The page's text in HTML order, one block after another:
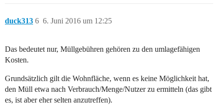
duck313 6. Juni 2016 um 12:25
6
Das bedeutet nur, Müllgebühren gehören zu den umlagefähigen
Kosten.
Grundsätzlich gilt die Wohnfläche, wenn es keine Möglichkeit hat,
den Müll etwa nach Verbrauch/Menge/Nutzer zu ermitteln (das gibt
es, ist aber eher selten anzutreffen).